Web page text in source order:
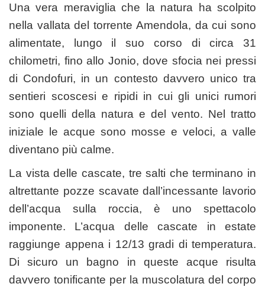
Una vera meraviglia che la natura ha scolpito
nella vallata del torrente Amendola, da cui sono
alimentate, lungo il suo corso di circa 31
chilometri, fino allo Jonio, dove sfocia nei pressi
di Condofuri, in un contesto davvero unico tra
sentieri scoscesi e ripidi in cui gli unici rumori
sono quelli della natura e del vento. Nel tratto
iniziale le acque sono mosse e veloci, a valle
diventano più calme.
La vista delle cascate, tre salti che terminano in
altrettante pozze scavate dall’incessante lavorio
dell’acqua sulla roccia, è uno spettacolo
imponente. L’acqua delle cascate in estate
raggiunge appena i 12/13 gradi di temperatura.
Di sicuro un bagno in queste acque risulta
davvero tonificante per la muscolatura del corpo